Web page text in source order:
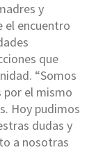
y
el encuentro
que
“Somos
por el mismo
Hoy pudimos
dudas y
a nosotras